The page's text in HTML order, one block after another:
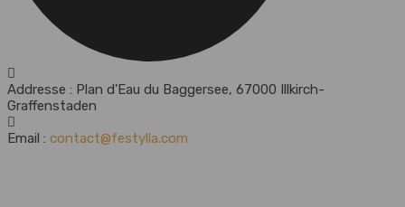
Addresse : Plan d'Eau du Baggersee, 67000 Illkirch-
Graffenstaden
Email : contact@festylla.com